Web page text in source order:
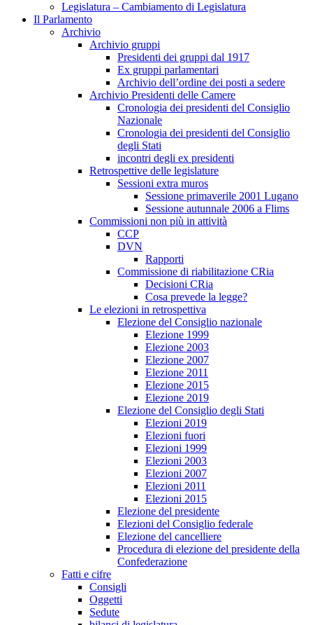
Legislatura – Cambiamento di Legislatura
Il Parlamento
Archivio
Archivio gruppi
Presidenti dei gruppi dal 1917
Ex gruppi parlamentari
Archivio dell’ordine dei posti a sedere
Archivio Presidenti delle Camere
Cronologia dei presidenti del Consiglio
Nazionale
Cronologia dei presidenti del Consiglio
degli Stati
incontri degli ex presidenti
Retrospettive delle legislature
Sessioni extra muros
Sessione primaverile 2001 Lugano
Sessione autunnale 2006 a Flims
Commissioni non più in attività
CCP
DVN
Rapporti
Commissione di riabilitazione CRia
Decisioni CRia
Cosa prevede la legge?
Le elezioni in retrospettiva
Elezione del Consiglio nazionale
Elezione 1999
Elezione 2003
Elezione 2007
Elezione 2011
Elezione 2015
Elezione 2019
Elezione del Consiglio degli Stati
Elezioni 2019
Elezioni fuori
Elezioni 1999
Elezioni 2003
Elezioni 2007
Elezioni 2011
Elezioni 2015
Elezione del presidente
Elezioni del Consiglio federale
Elezione del cancelliere
Procedura di elezione del presidente della
Confederazione
Fatti e cifre
Consigli
Oggetti
Sedute